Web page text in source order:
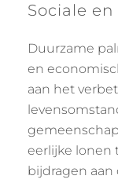
Sociale
Duurzame
en
aan het
eerlijke lonen
bijdragen